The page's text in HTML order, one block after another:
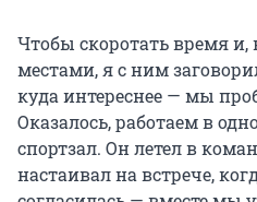
Чтобы скоротать время
местами, я с ним
куда интереснее — мы
Оказалось, работаем в
спортзал. Он летел в
настаивал на встрече,